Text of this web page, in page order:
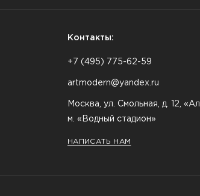
Контакты:
+7 (495) 775-62-59
artmodern@yandex.ru
Москва, ул. Смольная, д. 12,
м. «Водный стадион»
НАПИСАТЬ НАМ